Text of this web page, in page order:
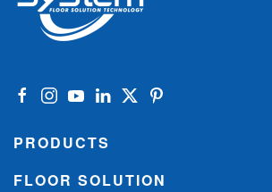
PRODUCTS
FLOOR SOLUTION